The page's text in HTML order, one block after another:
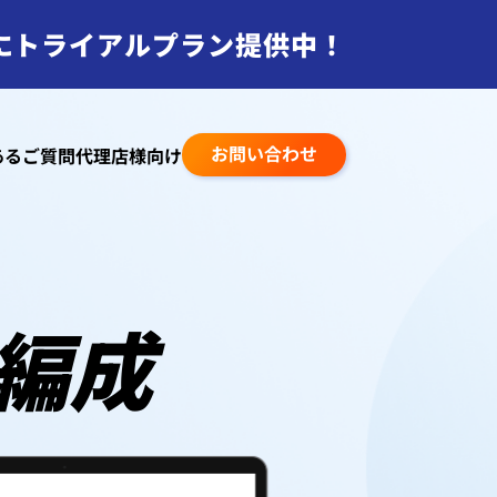
トライアルプラン提供中！
ご質問代理店様向け お問い合わせ
成